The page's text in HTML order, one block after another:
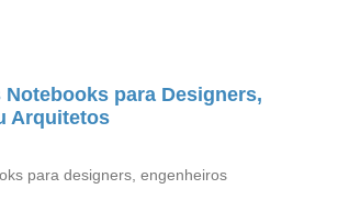
Notebooks para Designers,
Arquitetos
para designers, engenheiros